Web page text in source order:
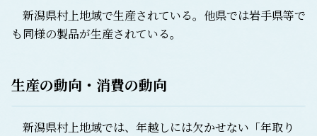
新潟県村上地域で生産されている。他県では岩手県等で
も同様の製品が生産されている。
生産の動向・消費の動向
新潟県村上地域では、年越しには欠かせない「年取り